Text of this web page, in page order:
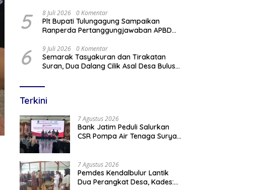
5 8 Juli 2026 0 Komentar
Plt Bupati Tulungagung Sampaikan
Ranperda Pertanggungjawaban APBD
6 9 Juli 2026 0 Komentar
Semarak Tasyakuran dan Tirakatan
Suran, Dua Dalang Cilik Asal Desa Bulus
“Gathutkaca Winisuda”
Terkini
7 Agustus 2026
Bank Jatim Peduli Salurkan
CSR Pompa Air Tenaga Surya
7 Agustus 2026
Pemdes Kendalbulur Lantik
Dua Perangkat Desa, Kades: